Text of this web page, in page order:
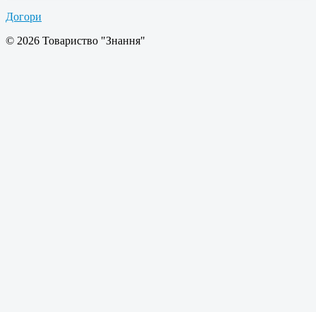
Догори
© 2026 Товариство "Знання"